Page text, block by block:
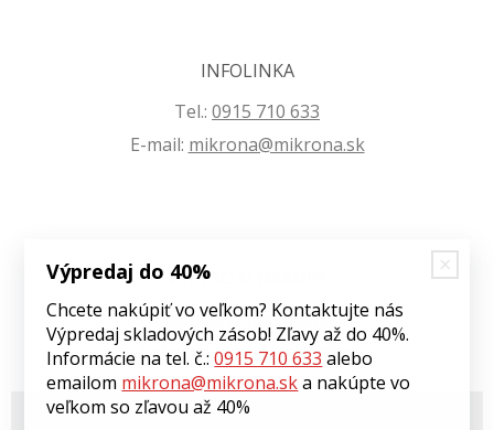
INFOLINKA
Tel.: 0915 710 633
E-mail: mikrona@mikrona.sk
VŠETKO O NÁKUPE
Obchodné podmienky
Ochrana osobných údajov
© 2026 Môj eshop •tvorba eshopu cez UNIobchod
Výpredaj do 40%
Chcete nakúpiť vo veľkom? Kontaktujte nás
Výpredaj skladových zásob! Zľavy až do 40%.
Informácie na tel. č.:0915 710 633 alebo
emailom mikrona@mikrona.ska nakúpte vo
veľkom so zľavou až 40%